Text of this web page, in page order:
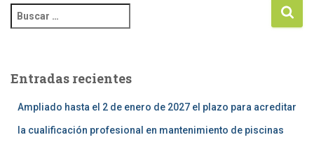
Entradas recientes
Ampliado hasta el 2 de enero de 2027 el plazo para acreditar
la cualificación profesional en mantenimiento de piscinas